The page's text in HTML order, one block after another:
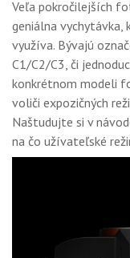
Veľa pokročilejších
geniálna
využíva. Bývajú
C1/C2/C3, či
konkrétnom modeli
voliči expozičných
Naštudujte si v
na čo užívateľské